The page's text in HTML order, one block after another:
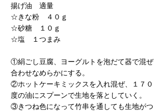
揚げ油　適量
☆きな粉　４０ｇ
☆砂糖　１０ｇ
☆塩　１つまみ
①絹ごし豆腐、ヨーグルトを泡だて器で混ぜ
合わせなめらかにする。
②ホットケーキミックスを入れ混ぜ、１７０
度の油にスプーンで生地を落としていく。
③きつね色になって竹串を通しても生地がつ